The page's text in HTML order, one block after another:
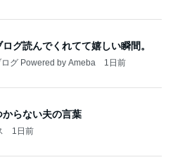
グ読んでくれてて嬉しい瞬間。
グ Powered by Ameba 1日前
らない夫の言葉
1日前